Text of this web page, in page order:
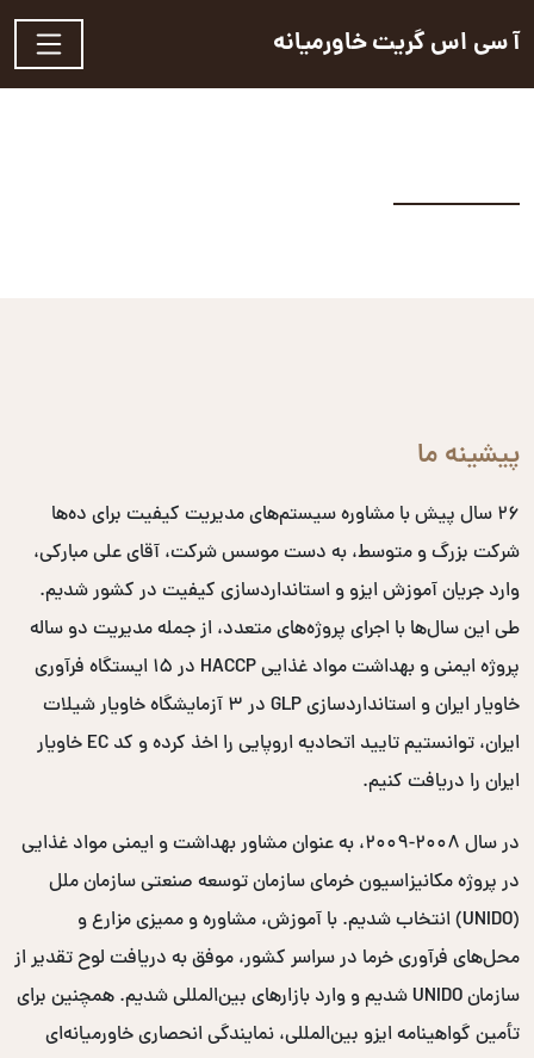
آ سی اس گریت خاورمیانه
پیشینه ما
۲۶ سال پیش با مشاوره سیستم‌های مدیریت کیفیت برای ده‌ها
شرکت بزرگ و متوسط، به دست موسس شرکت، آقای علی مبارکی،
وارد جریان آموزش ایزو و استانداردسازی کیفیت در کشور شدیم.
طی این سال‌ها با اجرای پروژه‌های متعدد، از جمله مدیریت دو ساله
پروژه ایمنی و بهداشت مواد غذایی HACCP در ۱۵ ایستگاه فرآوری
خاویار ایران و استانداردسازی GLP در ۳ آزمایشگاه خاویار شیلات
ایران، توانستیم تایید اتحادیه اروپایی را اخذ کرده و کد EC خاویار
ایران را دریافت کنیم.
در سال ۲۰۰۸-۲۰۰۹، به عنوان مشاور بهداشت و ایمنی مواد غذایی
در پروژه مکانیزاسیون خرمای سازمان توسعه صنعتی سازمان ملل
(UNIDO) انتخاب شدیم. با آموزش، مشاوره و ممیزی مزارع و
محل‌های فرآوری خرما در سراسر کشور، موفق به دریافت لوح تقدیر از
سازمان UNIDO شدیم و وارد بازارهای بین‌المللی شدیم. همچنین برای
تأمین گواهینامه ایزو بین‌المللی، نمایندگی انحصاری خاورمیانه‌ای